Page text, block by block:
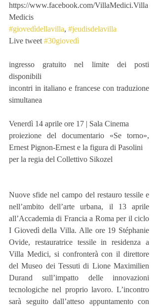
https://www.facebook.com/VillaMedici.Villa
Medicis
#giovedìdellavilla, #jeudisdelavilla
Live tweet #30giovedì
ingresso gratuito nel limite dei posti
disponibili
incontri in italiano e francese con traduzione
simultanea
Venerdì 14 aprile ore 17 | Sala Cinema
proiezione del documentario «Se torno»,
Ernest Pignon-Ernest e la figura di Pasolini
per la regia del Collettivo Sikozel
Nuove sfide nel campo del restauro tessile e
nell’ambito dell’arte urbana, il 13 aprile
all’Accademia di Francia a Roma per il ciclo
I Giovedì della Villa. Alle ore 19 Stéphanie
Ovide, restauratrice tessile in residenza a
Villa Medici, si confronterà con il direttore
del Museo dei Tessuti di Lione Maximilien
Durand sull’impatto delle innovazioni
tecnologiche nel proprio lavoro. L’incontro
sarà seguito dall’atteso appuntamento con